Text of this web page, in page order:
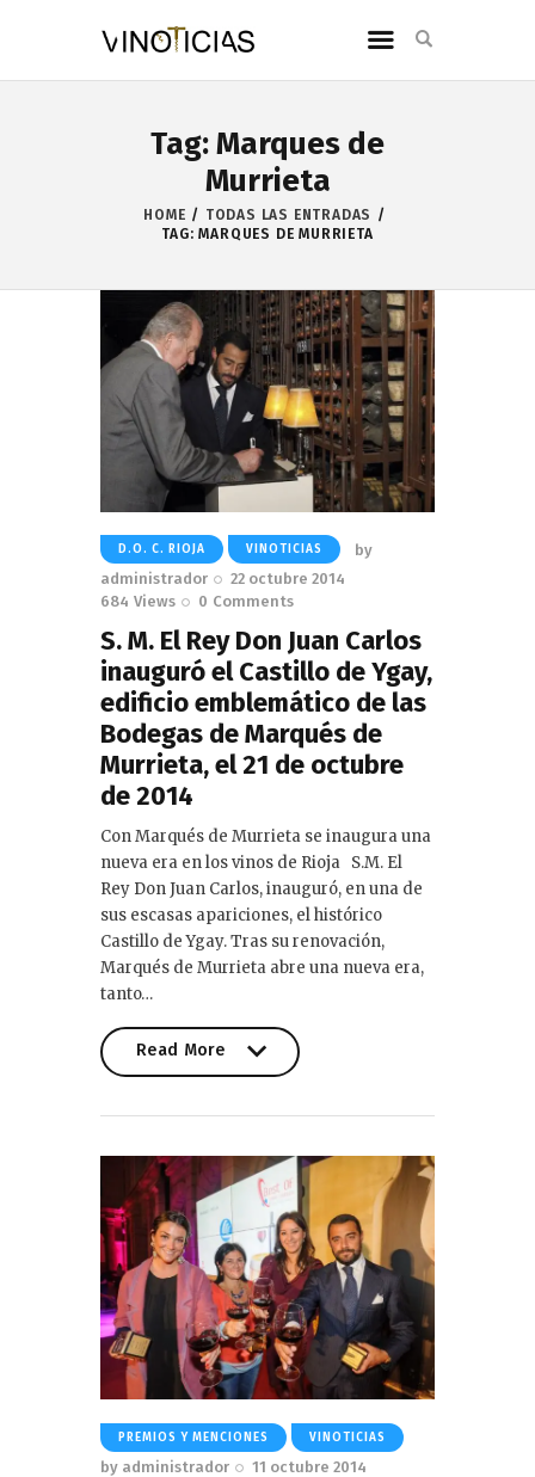
Tag: Marques de
Murrieta
HOME
TODAS LAS ENTRADAS
TAG: MARQUES DE MURRIETA
D.O. C. RIOJA VINOTICIAS
by
administrador
22 octubre 2014
684 Views 0 Comments
S. M. El Rey Don Juan Carlos
inauguró el Castillo de Ygay,
edificio emblemático de las
Bodegas de Marqués de
Murrieta, el 21 de octubre
de 2014
Con Marqués de Murrieta se inaugura una
nueva era en los vinos de Rioja S.M. El
Rey Don Juan Carlos, inauguró, en una de
sus escasas apariciones, el histórico
Castillo de Ygay. Tras su renovación,
Marqués de Murrieta abre una nueva era,
tanto…
Read More
PREMIOS Y MENCIONES VINOTICIAS
by administrador
11 octubre 2014